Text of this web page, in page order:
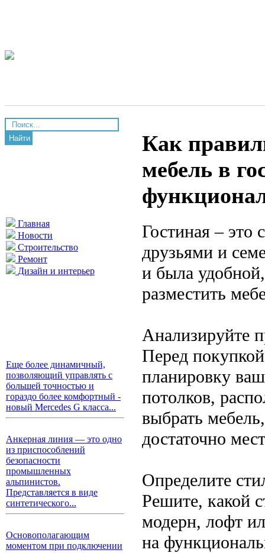
Найти
Главная
Новости
Строительство
Ремонт
Дизайн и интерьер
Еще более динамичный,
позволяющий управлять с
большей точностью и
гораздо более комфортный -
новый Mercedes G класса...
Анкерная линия — это одно
из приспособлений
безопасности
промышленных
альпинистов.
Представляется в виде
синтетического...
Основополагающим
моментом при подключении
Как
мебель в
Гостиная – это
друзьями и
и была
разместить
Анализируйте
Перед
планировку
потолков,
выбрать
достаточно
Определите
Решите, какой
модерн, лофт
на